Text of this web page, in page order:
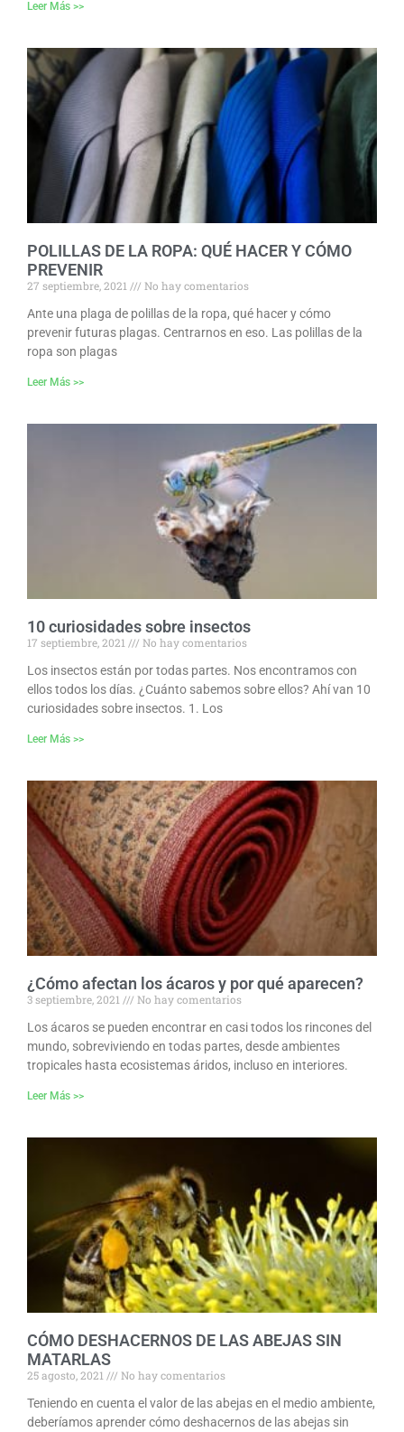
Leer Más >>
POLILLAS DE LA ROPA: QUÉ HACER Y CÓMO
PREVENIR
27 septiembre, 2021
No hay comentarios
Ante una plaga de polillas de la ropa, qué hacer y cómo
prevenir futuras plagas. Centrarnos en eso. Las polillas de la
ropa son plagas
Leer Más >>
10 curiosidades sobre insectos
17 septiembre, 2021
No hay comentarios
Los insectos están por todas partes. Nos encontramos con
ellos todos los días. ¿Cuánto sabemos sobre ellos? Ahí van 10
curiosidades sobre insectos. 1. Los
Leer Más >>
¿Cómo afectan los ácaros y por qué aparecen?
3 septiembre, 2021
No hay comentarios
Los ácaros se pueden encontrar en casi todos los rincones del
mundo, sobreviviendo en todas partes, desde ambientes
tropicales hasta ecosistemas áridos, incluso en interiores.
Leer Más >>
CÓMO DESHACERNOS DE LAS ABEJAS SIN
MATARLAS
25 agosto, 2021
No hay comentarios
Teniendo en cuenta el valor de las abejas en el medio ambiente,
deberíamos aprender cómo deshacernos de las abejas sin